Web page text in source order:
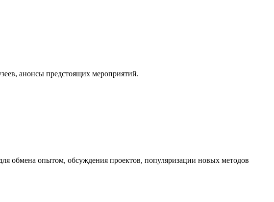
анонсы предстоящих мероприятий.
обмена опытом, обсуждения проектов, популяризации новых методов